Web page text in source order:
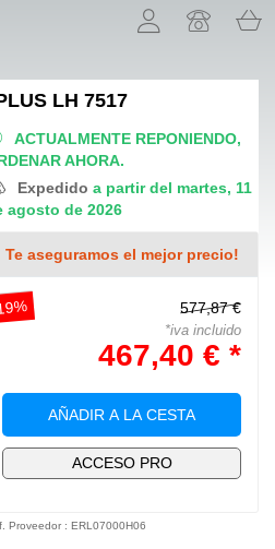
LH 7517
ACTUALMENTE REPONIENDO,
AHORA.
Expedidoa partir del martes, 11
agosto de 2026
Te aseguramos el mejor precio!
577,87 €
*iva incluido
467,40 € *
AÑADIR A LA CESTA
ACCESO PRO
Proveedor : ERL07000H06